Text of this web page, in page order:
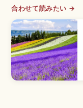
合わせて読みたい →